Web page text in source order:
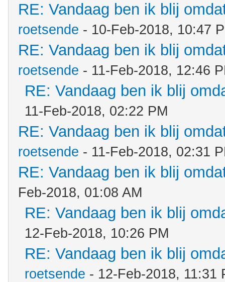
RE: Vandaag ben ik blij
roetsende - 10-Feb-2018, 10:47
RE: Vandaag ben ik blij
roetsende - 11-Feb-2018, 12:46
RE: Vandaag ben ik blij
11-Feb-2018, 02:22 PM
RE: Vandaag ben ik blij
roetsende - 11-Feb-2018, 02:31
RE: Vandaag ben ik blij
Feb-2018, 01:08 AM
RE: Vandaag ben ik blij
12-Feb-2018, 10:26 PM
RE: Vandaag ben ik blij
roetsende - 12-Feb-2018, 11:31